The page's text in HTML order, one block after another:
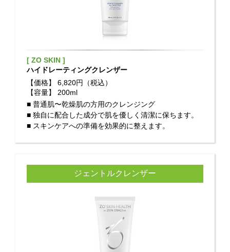
[ ZO SKIN ]
ハイドレーティングクレンザー
【価格】
6,820円（税込）
【容量】
200ml
■ 普通肌〜乾燥肌の方用のクレンジング
■ 独自に配合した成分で肌を優しく清潔に保ちます。
■ スキンケアへの準備を効果的に整えます。
ジェントルクレンザー